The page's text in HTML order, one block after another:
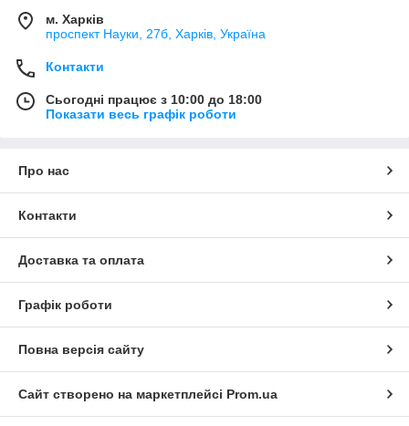
м. Харків
проспект Науки, 27б, Харків, Україна
Контакти
Сьогодні працює з 10:00 до 18:00
Показати весь графік роботи
Про нас
Контакти
Доставка та оплата
Графік роботи
Повна версія сайту
Сайт створено на маркетплейсі Prom.ua